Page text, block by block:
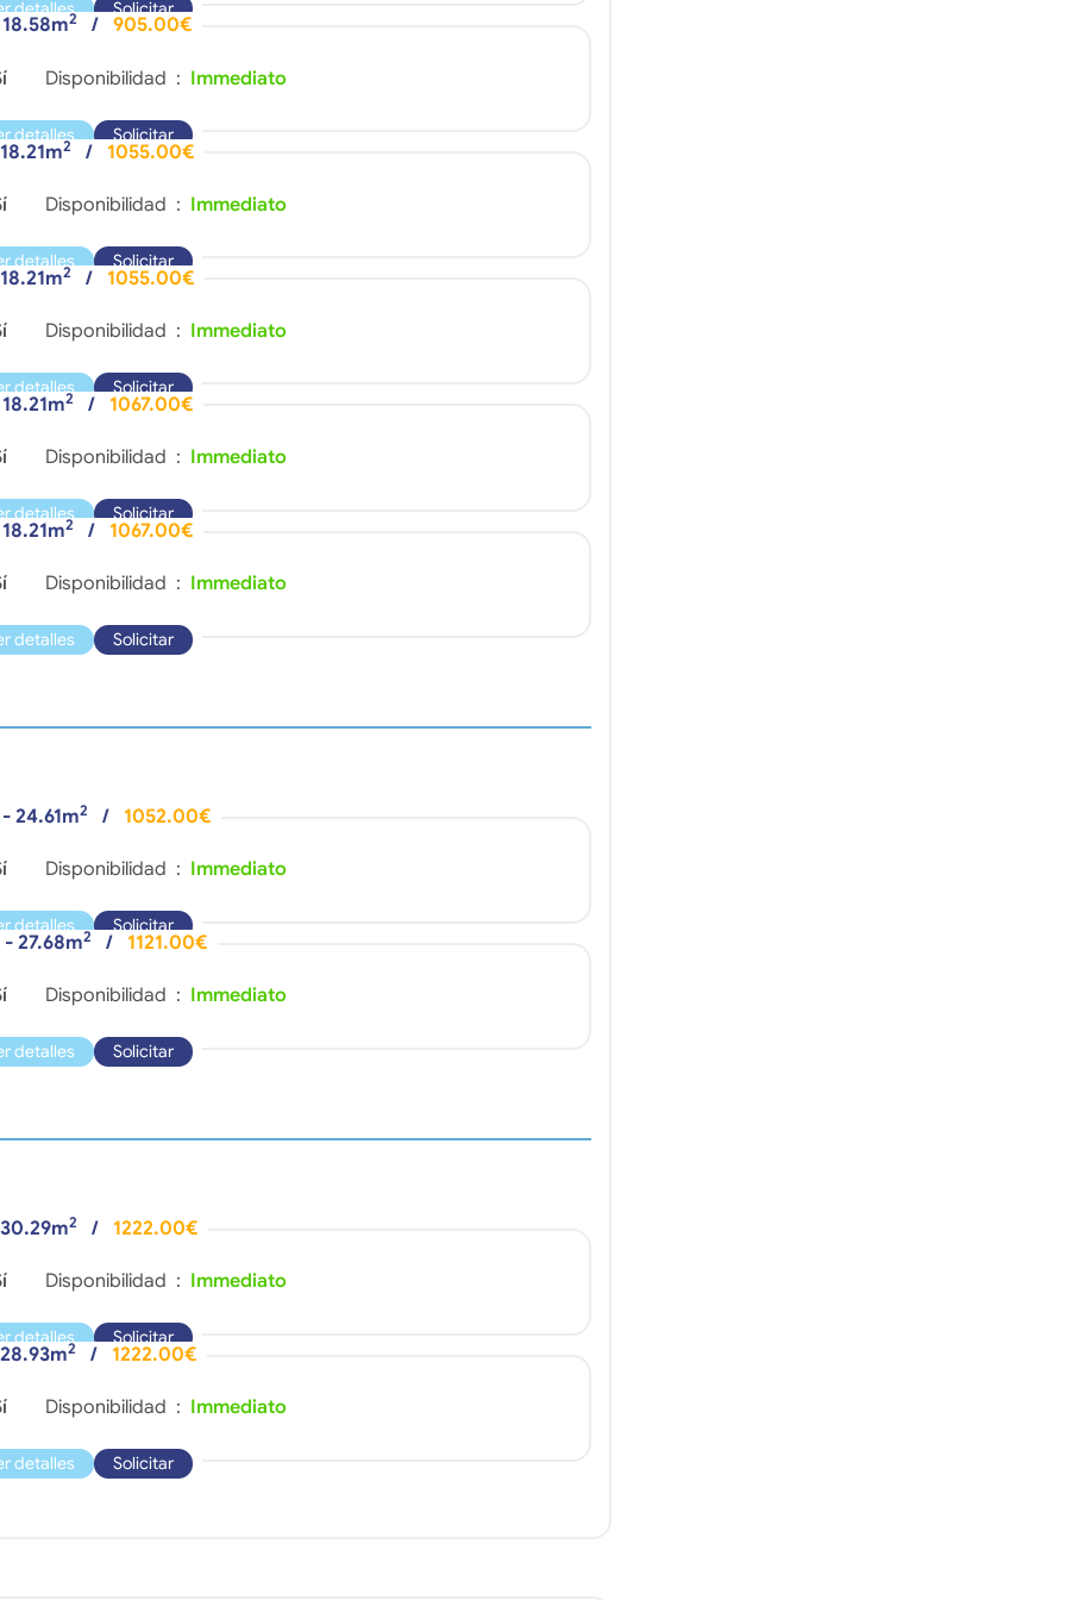
detalles Solicitar
18.58m2 / 905.00€
Disponibilidad : Immediato
detalles Solicitar
2 / 1055.00€
Disponibilidad : Immediato
detalles Solicitar
2 / 1055.00€
Disponibilidad : Immediato
detalles Solicitar
2 / 1067.00€
Disponibilidad : Immediato
detalles Solicitar
2 / 1067.00€
Disponibilidad : Immediato
detalles Solicitar
- 24.61m2 / 1052.00€
Disponibilidad : Immediato
detalles Solicitar
- 27.68m2 / 1121.00€
Disponibilidad : Immediato
detalles Solicitar
2 / 1222.00€
Disponibilidad : Immediato
detalles Solicitar
2 / 1222.00€
Disponibilidad : Immediato
detalles Solicitar